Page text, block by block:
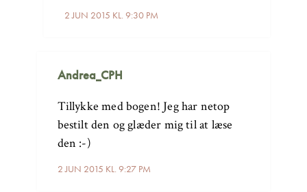
2 JUN 2015 KL. 9:30 PM
Andrea_CPH
2 JUN 2015 KL. 9:27 PM
Tillykke med bogen! Jeg har netop
bestilt den og glæder mig til at læse
den :-)